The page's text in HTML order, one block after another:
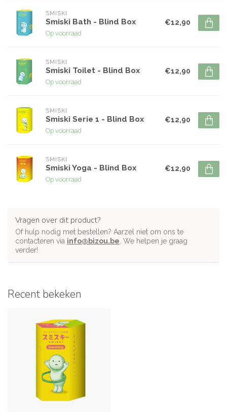
SMISKI
Smiski Bath - Blind Box
Op voorraad
€12,90
SMISKI
Smiski Toilet - Blind Box
Op voorraad
€12,90
SMISKI
Smiski Serie 1 - Blind Box
Op voorraad
€12,90
SMISKI
Smiski Yoga - Blind Box
Op voorraad
€12,90
Vragen over dit product?
Of hulp nodig met bestellen? Aarzel niet om ons te
contacteren via info@bizou.be . We helpen je graag
verder!
Recent bekeken